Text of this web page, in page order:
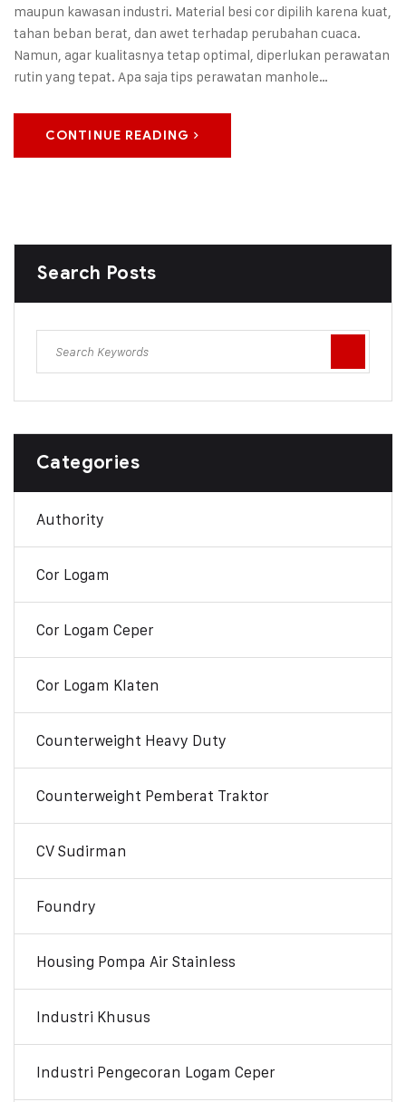
maupun kawasan industri. Material besi cor dipilih karena kuat,
tahan beban berat, dan awet terhadap perubahan cuaca.
Namun, agar kualitasnya tetap optimal, diperlukan perawatan
rutin yang tepat. Apa saja tips perawatan manhole…
CONTINUE READING
Search Posts
Categories
Authority
Cor Logam
Cor Logam Ceper
Cor Logam Klaten
Counterweight Heavy Duty
Counterweight Pemberat Traktor
CV Sudirman
Foundry
Housing Pompa Air Stainless
Industri Khusus
Industri Pengecoran Logam Ceper